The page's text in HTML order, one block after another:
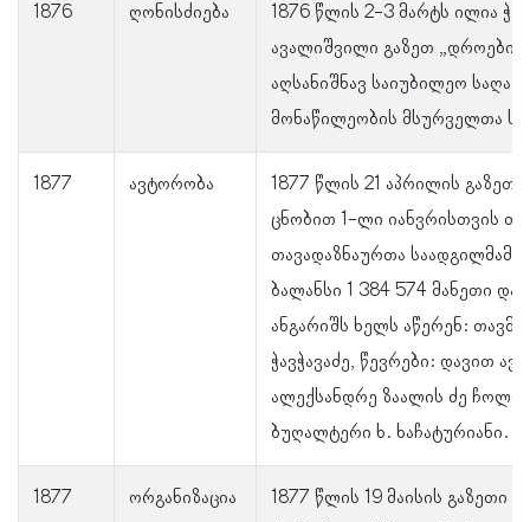
1876 ღონისძიება
1876 წლის 2-3 მარტს ილია
ავალიშვილი გაზეთ
აღსანიშნავ საიუბილეო
მონაწილეობის მსურველთა
1877 ავტორობა
1877 წლის 21 აპრილის გაზეთ
ცნობით 1-ლი იანვრისთვის
თავადაზნაურთა
ბალანსი 1 384 574 მანეთი და
ანგარიშს ხელს აწერენ:
ჭავჭავაძე, წევრები: დავით
ალექსანდრე ზაალის ძე
ბუღალტერი ხ. ხაჩატურიანი.
1877 ორგანიზაცია
1877 წლის 19 მაისის გაზეთი